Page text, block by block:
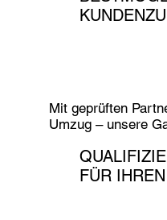
Mit geprüften
Umzug – unsere
FÜR